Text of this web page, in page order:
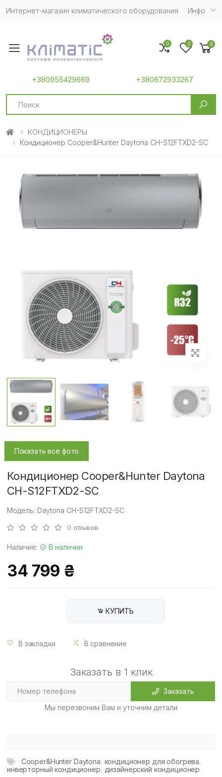
Интернет-магазин климатического оборудования Инфо
Toggle mobile menu
+380955429669 +380672933267
Search
0 0 0
КОНДИЦИОНЕРЫ
Кондиционер Cooper&Hunter Daytona CH-S12FTXD2-SC
Показать все фото
Кондиционер Cooper&Hunter Daytona
CH-S12FTXD2-SC
Модель: Daytona CH-S12FTXD2-SC
0 отзывов
Наличие: В наличии
34 799 ₴
КУПИТЬ
В закладки В сравнение
Заказать в 1 клик
Заказать
Мы перезвоним Вам и уточним детали
Cooper&Hunter Daytona кондиционер для обогрева
инверторный кондиционер дизайнерский кондиционер